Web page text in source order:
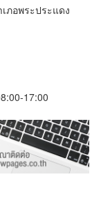
ภอพระประแดง
17:00